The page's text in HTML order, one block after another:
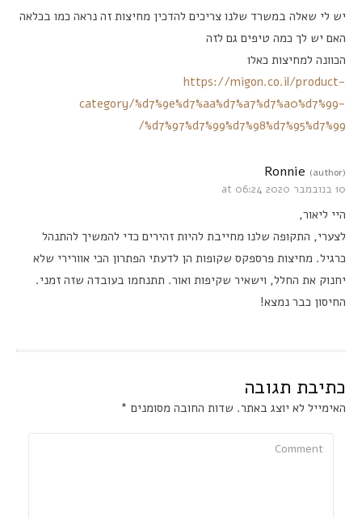
יש לי שאלה במשרד שלנו צריכים להדכין מחיצות זה נראה כמו בכלאה
האם יש לך כמה טיפים גם לזה
הכוונה למחיצות כאלו
https://migon.co.il/product-
category/%d7%9e%d7%aa%d7%a7%d7%a0%d7%99-
%d7%97%d7%99%d7%98%d7%95%d7%99/
Ronnie (author)
10 בנובמבר 2020 at 06:24
היי ליאור,
לצערי, התקופה שלנו מחייבת להיות זהירים כדי להמשיך להתנהל
כרגיל. מחיצות פרספקס שקופות הן לדעתי הפתרון הכי אוורירי שלא
יחנוק את החלל, וישאיר שקיפות ואור. תתנחמו בעובדה שזה זמני.
החיסון כבר נמצא!
כתיבת תגובה
האימייל לא יוצג באתר. שדות החובה מסומנים *
Comment